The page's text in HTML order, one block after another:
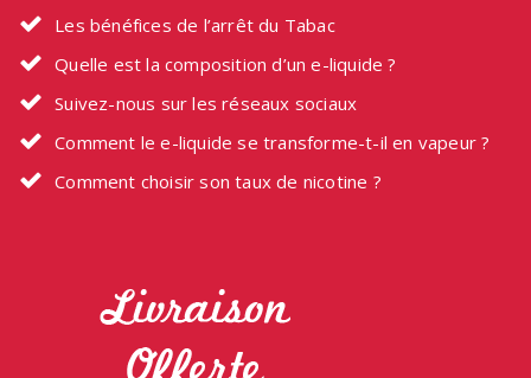
Les bénéfices de l’arrêt du Tabac
Quelle est la composition d’un e-liquide ?
Suivez-nous sur les réseaux sociaux
Comment le e-liquide se transforme-t-il en vapeur ?
Comment choisir son taux de nicotine ?